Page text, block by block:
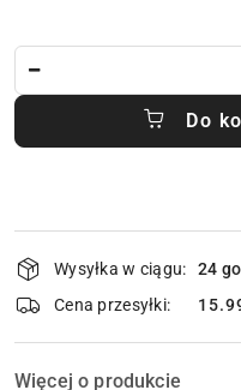
Do
Dostępność
i
dostawa
Wysyłka w ciągu:
24
Cena przesyłki:
Więcej o produkcie